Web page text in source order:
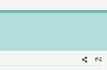
#4